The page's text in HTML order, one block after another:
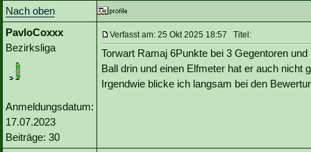
Nach oben
PavloCoxxx
Bezirksliga
Anmeldungsdatum:
17.07.2023
Beiträge: 30
Verfasst am: 25 Okt 2025 18:57 Titel:
Torwart Ramaj 6Punkte bei 3 Gegentoren
Ball drin und einen Elfmeter hat er auch nicht
Irgendwie blicke ich langsam bei den